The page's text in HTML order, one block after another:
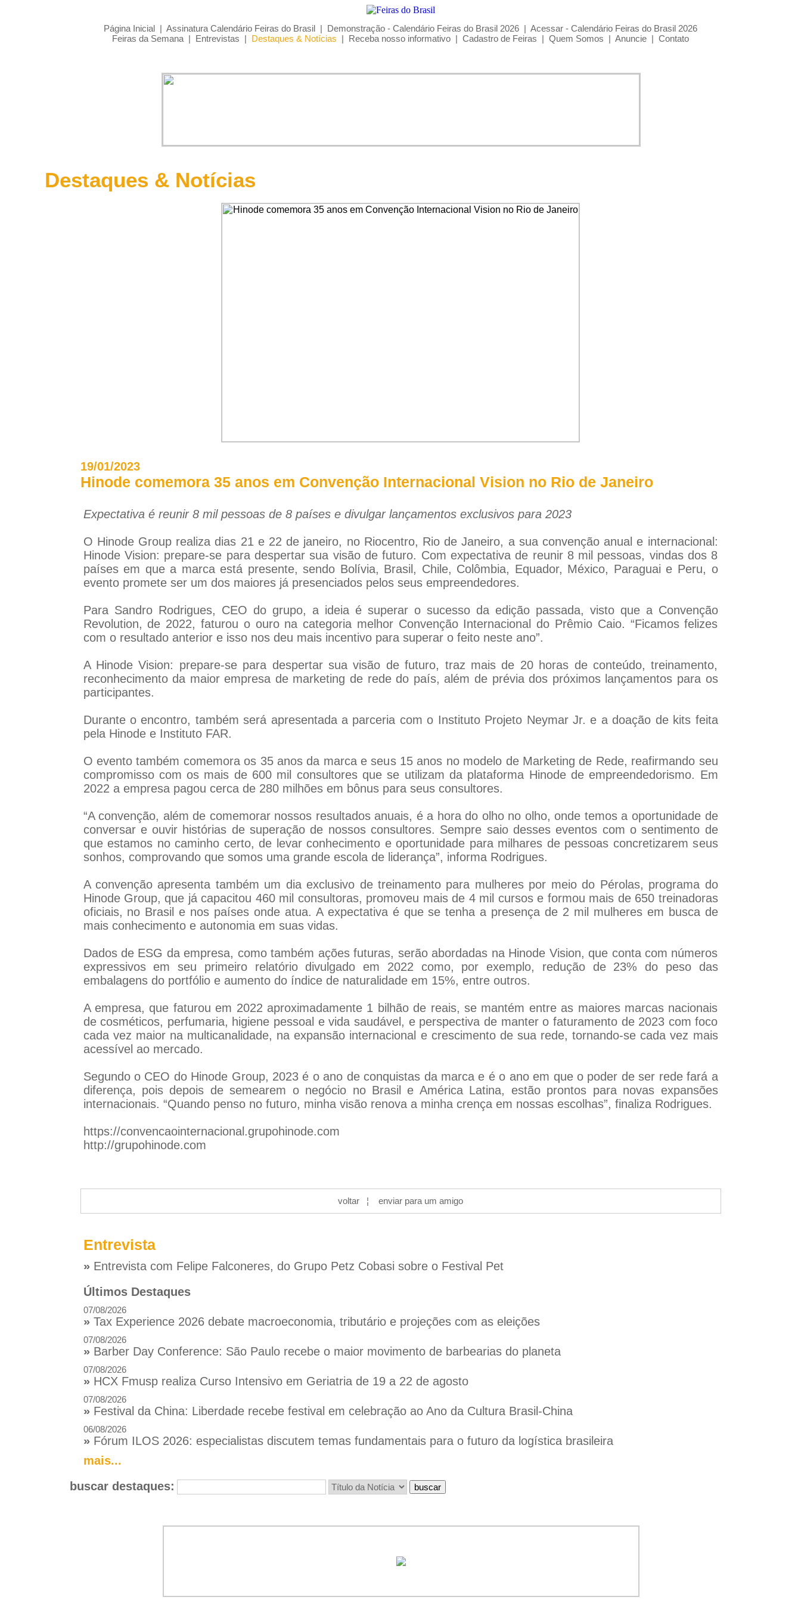
Página Inicial | Assinatura Calendário Feiras do Brasil | Demonstração - Calendário Feiras do Brasil 2026 | Acessar - Calendário Feiras do Brasil 2026
Feiras da Semana | Entrevistas | Destaques & Notícias | Receba nosso informativo | Cadastro de Feiras | Quem Somos | Anuncie | Contato
Destaques & Notícias
19/01/2023
Hinode comemora 35 anos em Convenção Internacional Vision no Rio de Janeiro
Expectativa é reunir 8 mil pessoas de 8 países e divulgar lançamentos exclusivos para 2023
O Hinode Group realiza dias 21 e 22 de janeiro, no Riocentro, Rio de Janeiro, a sua convenção anual e internacional:
Hinode Vision: prepare-se para despertar sua visão de futuro. Com expectativa de reunir 8 mil pessoas, vindas dos 8
países em que a marca está presente, sendo Bolívia, Brasil, Chile, Colômbia, Equador, México, Paraguai e Peru, o
evento promete ser um dos maiores já presenciados pelos seus empreendedores.
Para Sandro Rodrigues, CEO do grupo, a ideia é superar o sucesso da edição passada, visto que a Convenção
Revolution, de 2022, faturou o ouro na categoria melhor Convenção Internacional do Prêmio Caio. “Ficamos felizes
com o resultado anterior e isso nos deu mais incentivo para superar o feito neste ano”.
A Hinode Vision: prepare-se para despertar sua visão de futuro, traz mais de 20 horas de conteúdo, treinamento,
reconhecimento da maior empresa de marketing de rede do país, além de prévia dos próximos lançamentos para os
participantes.
Durante o encontro, também será apresentada a parceria com o Instituto Projeto Neymar Jr. e a doação de kits feita
pela Hinode e Instituto FAR.
O evento também comemora os 35 anos da marca e seus 15 anos no modelo de Marketing de Rede, reafirmando seu
compromisso com os mais de 600 mil consultores que se utilizam da plataforma Hinode de empreendedorismo. Em
2022 a empresa pagou cerca de 280 milhões em bônus para seus consultores.
“A convenção, além de comemorar nossos resultados anuais, é a hora do olho no olho, onde temos a oportunidade de
conversar e ouvir histórias de superação de nossos consultores. Sempre saio desses eventos com o sentimento de
que estamos no caminho certo, de levar conhecimento e oportunidade para milhares de pessoas concretizarem seus
sonhos, comprovando que somos uma grande escola de liderança”, informa Rodrigues.
A convenção apresenta também um dia exclusivo de treinamento para mulheres por meio do Pérolas, programa do
Hinode Group, que já capacitou 460 mil consultoras, promoveu mais de 4 mil cursos e formou mais de 650 treinadoras
oficiais, no Brasil e nos países onde atua. A expectativa é que se tenha a presença de 2 mil mulheres em busca de
mais conhecimento e autonomia em suas vidas.
Dados de ESG da empresa, como também ações futuras, serão abordadas na Hinode Vision, que conta com números
expressivos em seu primeiro relatório divulgado em 2022 como, por exemplo, redução de 23% do peso das
embalagens do portfólio e aumento do índice de naturalidade em 15%, entre outros.
A empresa, que faturou em 2022 aproximadamente 1 bilhão de reais, se mantém entre as maiores marcas nacionais
de cosméticos, perfumaria, higiene pessoal e vida saudável, e perspectiva de manter o faturamento de 2023 com foco
cada vez maior na multicanalidade, na expansão internacional e crescimento de sua rede, tornando-se cada vez mais
acessível ao mercado.
Segundo o CEO do Hinode Group, 2023 é o ano de conquistas da marca e é o ano em que o poder de ser rede fará a
diferença, pois depois de semearem o negócio no Brasil e América Latina, estão prontos para novas expansões
internacionais. “Quando penso no futuro, minha visão renova a minha crença em nossas escolhas”, finaliza Rodrigues.
https://convencaointernacional.grupohinode.com
http://grupohinode.com
voltar ¦ enviar para um amigo
Entrevista
» Entrevista com Felipe Falconeres, do Grupo Petz Cobasi sobre o Festival Pet
Últimos Destaques
07/08/2026
» Tax Experience 2026 debate macroeconomia, tributário e projeções com as eleições
07/08/2026
» Barber Day Conference: São Paulo recebe o maior movimento de barbearias do planeta
07/08/2026
» HCX Fmusp realiza Curso Intensivo em Geriatria de 19 a 22 de agosto
07/08/2026
» Festival da China: Liberdade recebe festival em celebração ao Ano da Cultura Brasil-China
06/08/2026
» Fórum ILOS 2026: especialistas discutem temas fundamentais para o futuro da logística brasileira
mais...
buscar destaques: